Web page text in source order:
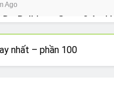
Ago
Do Bulldogs Snore? And
Ago
Lazy? Not as
nhất – phần 100